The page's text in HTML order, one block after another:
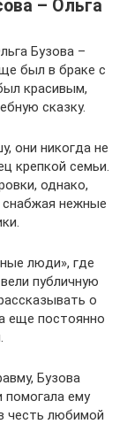
– Ольга
Бузова –
был в браке с
красивым,
сказку.
они никогда не
крепкой семьи.
однако,
снабжая нежные
люди», где
публичную
о
еще постоянно
Бузова
помогала ему
честь любимой